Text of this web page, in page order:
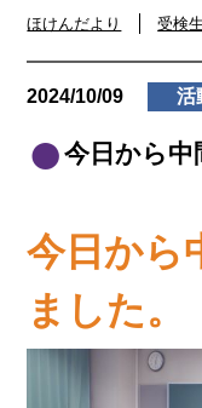
ほけんだより 受検
2024/10/09 活
今日から中
今日から
ました。